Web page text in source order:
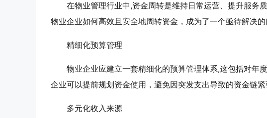
在物业管理行业中,资金周转是维持日常运营、提升服务
物业企业如何高效且安全地周转资金，成为了一个亟待解决
精细化预算管理
物业企业应建立一套精细化的预算管理体系,这包括对年
企业可以提前规划资金使用，避免因突发支出导致的资金链
多元化收入来源